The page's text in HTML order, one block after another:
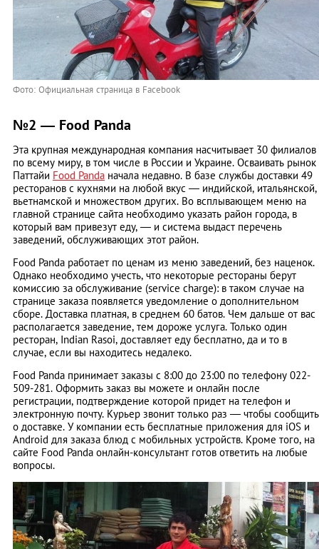
Фото: Официальная страница в Facebook
№2 — Food Panda
Эта крупная международная компания насчитывает 30 филиалов
по всему миру, в том числе в России и Украине. Осваивать рынок
Паттайи Food Panda начала недавно. В базе службы доставки 49
ресторанов с кухнями на любой вкус — индийской, итальянской,
вьетнамской и множеством других. Во всплывающем меню на
главной странице сайта необходимо указать район города, в
который вам привезут еду, — и система выдаст перечень
заведений, обслуживающих этот район.
Food Panda работает по ценам из меню заведений, без наценок.
Однако необходимо учесть, что некоторые рестораны берут
комиссию за обслуживание (service charge): в таком случае на
странице заказа появляется уведомление о дополнительном
сборе. Доставка платная, в среднем 60 батов. Чем дальше от вас
располагается заведение, тем дороже услуга. Только один
ресторан, Indian Rasoi, доставляет еду бесплатно, да и то в
случае, если вы находитесь недалеко.
Food Panda принимает заказы с 8:00 до 23:00 по телефону 022-
509-281. Оформить заказ вы можете и онлайн после
регистрации, подтверждение которой придет на телефон и
электронную почту. Курьер звонит только раз — чтобы сообщить
о доставке. У компании есть бесплатные приложения для iOS и
Android для заказа блюд с мобильных устройств. Кроме того, на
сайте Food Panda онлайн-консультант готов ответить на любые
вопросы.